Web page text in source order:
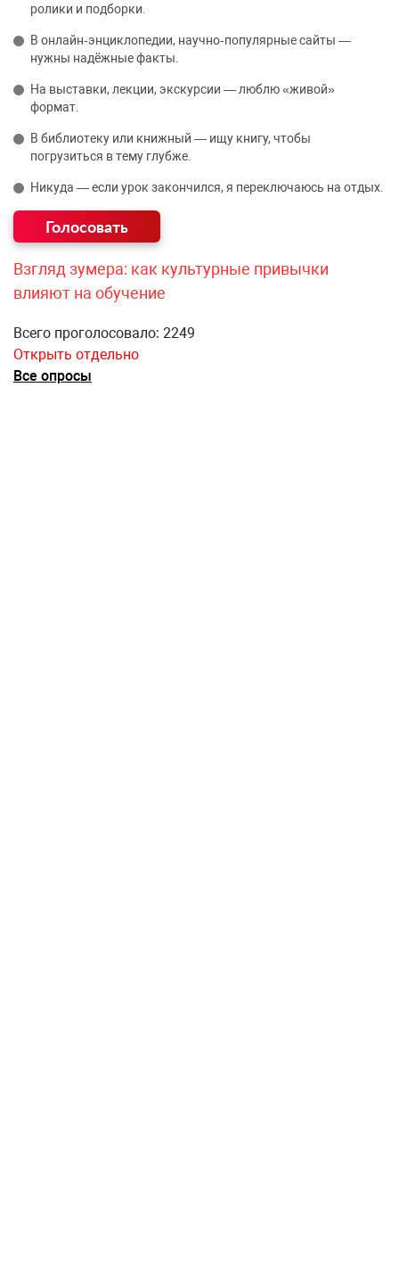
ролики и подборки.
В онлайн‑энциклопедии, научно‑популярные сайты —
нужны надёжные факты.
На выставки, лекции, экскурсии — люблю «живой»
формат.
В библиотеку или книжный — ищу книгу, чтобы
погрузиться в тему глубже.
Никуда — если урок закончился, я переключаюсь на отдых.
Взгляд зумера: как культурные привычки
влияют на обучение
Всего проголосовало: 2249
Открыть отдельно
Все опросы